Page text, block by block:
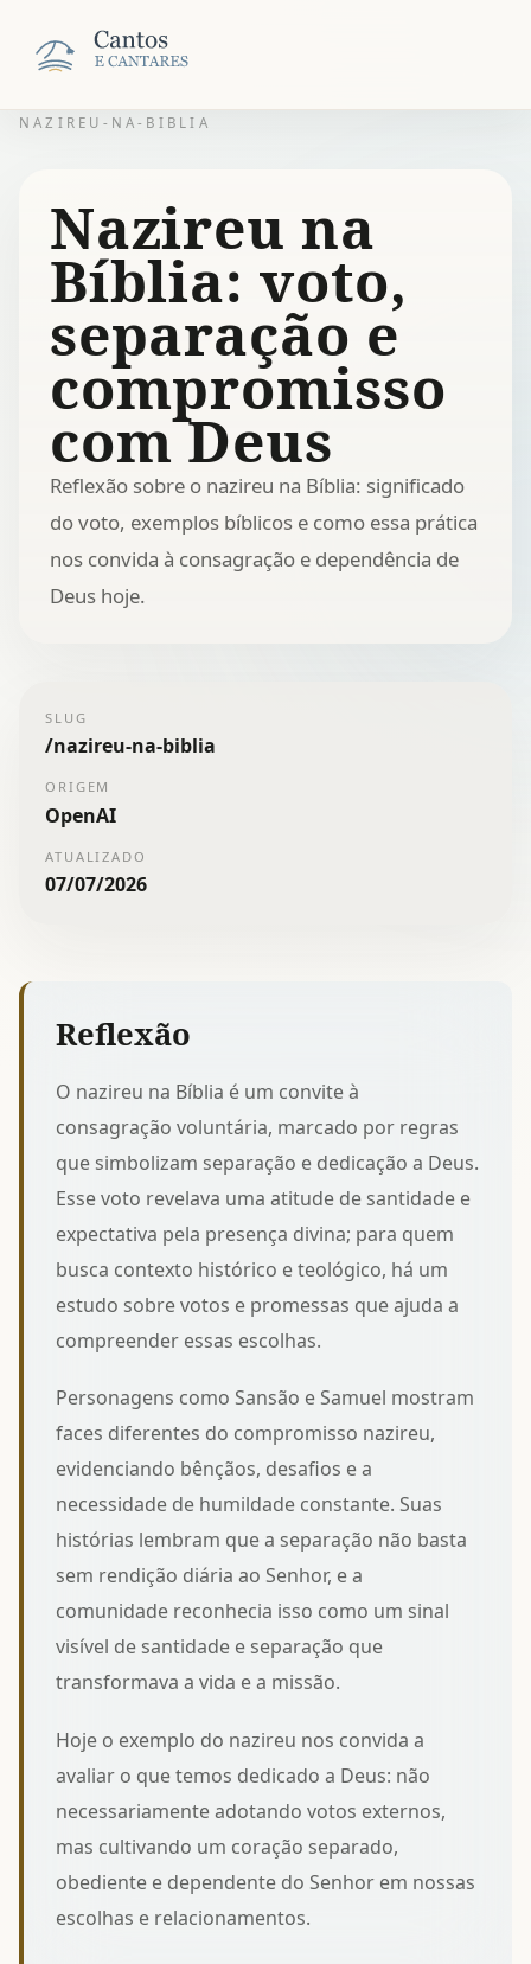
NAZIREU-NA-BIBLIA
Nazireu na
Bíblia: voto,
separação e
compromisso
com Deus
Reflexão sobre o nazireu na Bíblia: significado
do voto, exemplos bíblicos e como essa prática
nos convida à consagração e dependência de
Deus hoje.
SLUG
/nazireu-na-biblia
ORIGEM
OpenAI
ATUALIZADO
07/07/2026
Reflexão
O nazireu na Bíblia é um convite à
consagração voluntária, marcado por regras
que simbolizam separação e dedicação a Deus.
Esse voto revelava uma atitude de santidade e
expectativa pela presença divina; para quem
busca contexto histórico e teológico, há um
estudo sobre votos e promessas que ajuda a
compreender essas escolhas.
Personagens como Sansão e Samuel mostram
faces diferentes do compromisso nazireu,
evidenciando bênçãos, desafios e a
necessidade de humildade constante. Suas
histórias lembram que a separação não basta
sem rendição diária ao Senhor, e a
comunidade reconhecia isso como um sinal
visível de santidade e separação que
transformava a vida e a missão.
Hoje o exemplo do nazireu nos convida a
avaliar o que temos dedicado a Deus: não
necessariamente adotando votos externos,
mas cultivando um coração separado,
obediente e dependente do Senhor em nossas
escolhas e relacionamentos.